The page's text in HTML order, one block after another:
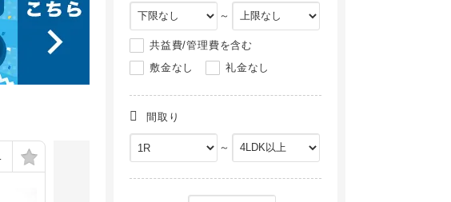
～
共益費/管理費を含む
敷金なし
礼金なし
間取り
～